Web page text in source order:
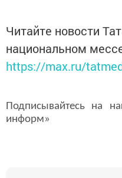
Читайте новости
национальном
https://max.ru/
Подписывайтесь на
информ»